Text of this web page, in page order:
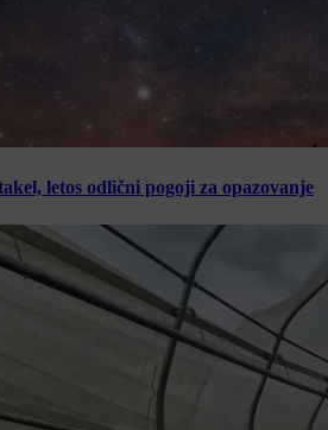
letos odlični pogoji za opazovanje